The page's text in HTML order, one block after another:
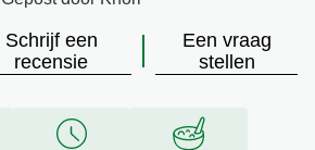
Schrijf een
recensie
Een vraag
stellen